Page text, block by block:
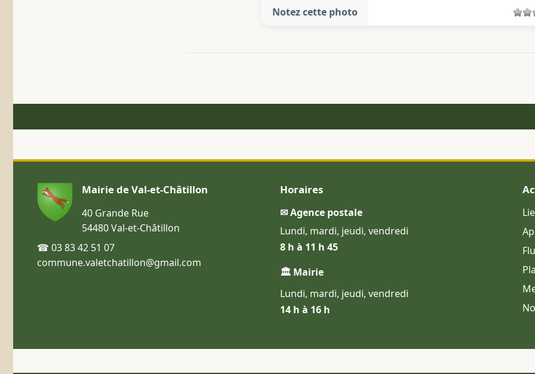
Notez cette photo
Mairie de Val-et-Châtillon
40 Grande Rue
54480 Val-et-Châtillon
☎ 03 83 42 51 07
commune.valetchatillon@gmail.com
Horaires
✉ Agence postale
Lundi, mardi, jeudi, vendredi
8 h à 11 h 45
🏛 Mairie
Lundi, mardi, jeudi, vendredi
14 h à 16 h